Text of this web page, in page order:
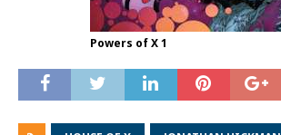
Powers of X 1